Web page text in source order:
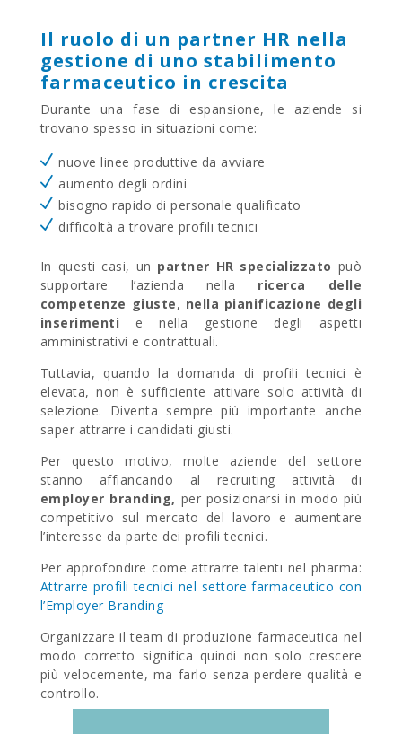
Il ruolo di un partner HR nella
gestione di uno stabilimento
farmaceutico in crescita
Durante una fase di espansione, le aziende si
trovano spesso in situazioni come:
nuove linee produttive da avviare
aumento degli ordini
bisogno rapido di personale qualificato
difficoltà a trovare profili tecnici
In questi casi, un partner HR specializzato può
supportare l’azienda nella ricerca delle
competenze giuste, nella pianificazione degli
inserimenti e nella gestione degli aspetti
amministrativi e contrattuali.
Tuttavia, quando la domanda di profili tecnici è
elevata, non è sufficiente attivare solo attività di
selezione. Diventa sempre più importante anche
saper attrarre i candidati giusti.
Per questo motivo, molte aziende del settore
stanno affiancando al recruiting attività di
employer branding, per posizionarsi in modo più
competitivo sul mercato del lavoro e aumentare
l’interesse da parte dei profili tecnici.
Per approfondire come attrarre talenti nel pharma:
Attrarre profili tecnici nel settore farmaceutico con
l’Employer Branding
Organizzare il team di produzione farmaceutica nel
modo corretto significa quindi non solo crescere
più velocemente, ma farlo senza perdere qualità e
controllo.